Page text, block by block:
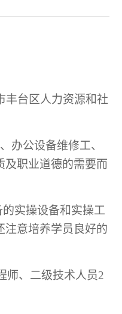
丰台区人力资源和社
、办公设备维修工、
及职业道德的需要而
实操设备和实操工
注意培养学员良好的
师、二级技术人员2